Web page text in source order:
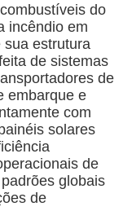
do
incêndio em
estrutura
de sistemas
de
embarque e
com
solares
de
globais
de